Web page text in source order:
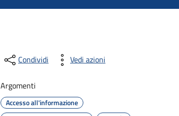
Condividi Vedi azioni
Argomenti
Accesso all'informazione